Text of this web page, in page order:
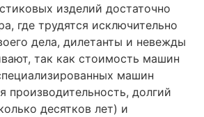
изделий достаточно
где трудятся исключительно
дела, дилетанты и невежды
так как стоимость машин
машин
производительность, долгий
десятков лет) и